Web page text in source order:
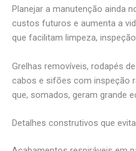
Planejar a manutenção ainda
custos futuros e aumenta a
que facilitam limpeza,
Grelhas removíveis, rodapés
cabos e sifões com inspeção
que, somados, geram grande
Detalhes construtivos que